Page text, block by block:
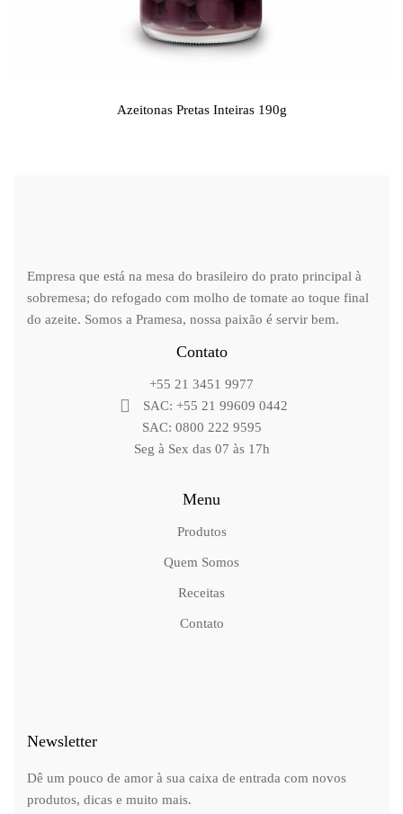
Azeitonas Pretas Inteiras 190g
Empresa que está na mesa do brasileiro do prato principal à
sobremesa; do refogado com molho de tomate ao toque final
do azeite. Somos a Pramesa, nossa paixão é servir bem.
Contato
+55 21 3451 9977
SAC: +55 21 99609 0442
SAC: 0800 222 9595
Seg à Sex das 07 às 17h
Menu
Produtos
Quem Somos
Receitas
Contato
Newsletter
Dê um pouco de amor à sua caixa de entrada com novos
produtos, dicas e muito mais.